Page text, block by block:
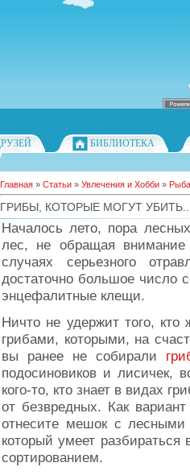
БИБЛИОТЕКА
Главная » Статьи » Увлечения и Хобби »
ГРИБЫ, КОТОРЫЕ МОГУТ
Началось лето, пора
лес, не обращая внимание
случаях серьезного
достаточно большое число
энцефалитные клещи.
Ничто не удержит того,
грибами, которыми, на
вы ранее не собирали
подосиновиков и лисичек,
кого-то, кто знает в видах
от безвредных. Как
отнесите мешок с
который умеет разбираться
сортированием.